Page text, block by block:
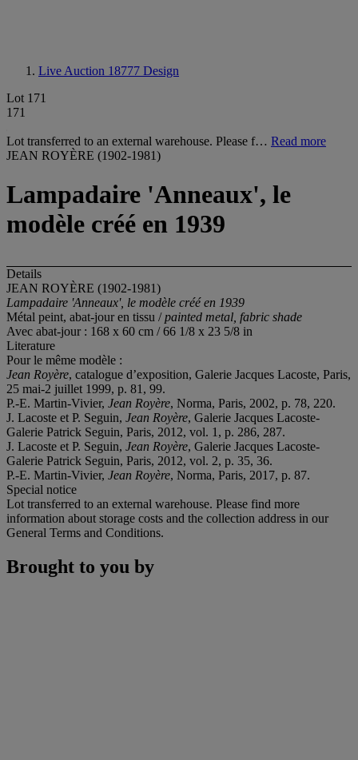
Live Auction 18777 Design
Lot 171
171
Lot transferred to an external warehouse. Please f… Read more
JEAN ROYÈRE (1902-1981)
Lampadaire 'Anneaux', le
modèle créé en 1939
Details
JEAN ROYÈRE (1902-1981)
Lampadaire 'Anneaux', le modèle créé en 1939
Métal peint, abat-jour en tissu /painted metal, fabric shade
Avec abat-jour : 168 x 60 cm / 66 1/8 x 23 5/8 in
Literature
Pour le même modèle :
Jean Royère, catalogue d’exposition, Galerie Jacques Lacoste, Paris,
25 mai-2 juillet 1999, p. 81, 99.
P.-E. Martin-Vivier, Jean Royère, Norma, Paris, 2002, p. 78, 220.
J. Lacoste et P. Seguin, Jean Royère, Galerie Jacques Lacoste-
Galerie Patrick Seguin, Paris, 2012, vol. 1, p. 286, 287.
J. Lacoste et P. Seguin, Jean Royère, Galerie Jacques Lacoste-
Galerie Patrick Seguin, Paris, 2012, vol. 2, p. 35, 36.
P.-E. Martin-Vivier, Jean Royère, Norma, Paris, 2017, p. 87.
Special notice
Lot transferred to an external warehouse. Please find more
information about storage costs and the collection address in our
General Terms and Conditions.
Brought to you by